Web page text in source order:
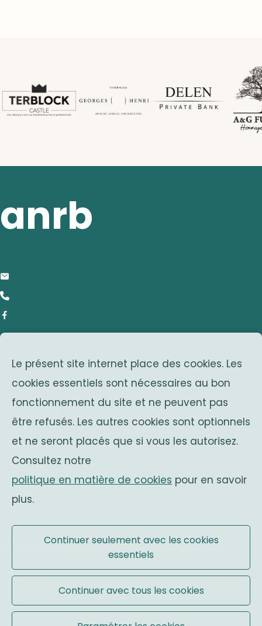
Le présent site internet place des cookies. Les
cookies essentiels sont nécessaires au bon
fonctionnement du site et ne peuvent pas
être refusés. Les autres cookies sont optionnels
et ne seront placés que si vous les autorisez.
Consultez notre
politique en matière de cookies pour en savoir
plus.
Continuer seulement avec les cookies
essentiels
Continuer avec tous les cookies
anrb
adresse
Avenue Franklin Roosevelt 25
1050 Bruxelles
Belgium
associations sœurs
monarchie belge
Site officiel
Conditions d'utilisation|Mentions légales